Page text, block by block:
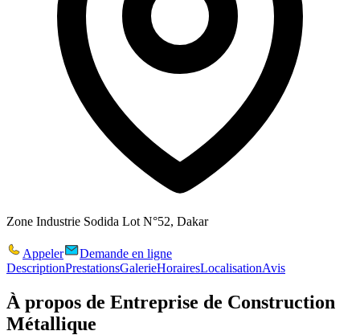
Zone Industrie Sodida Lot N°52, Dakar
Appeler
Demande en ligne
DescriptionPrestationsGalerieHorairesLocalisationAvis
À propos de Entreprise de Construction
Métallique